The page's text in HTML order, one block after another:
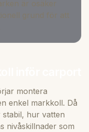
är osäker
grund för att
montera
enkel markkoll. Då
hur vatten
nivåskillnader som